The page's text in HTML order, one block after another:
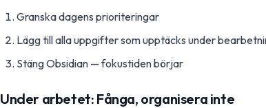
Granska dagens prioriteringar
Lägg till alla uppgifter som upptäcks under
Stäng Obsidian — fokustiden börjar
Under arbetet: Fånga, organisera inte